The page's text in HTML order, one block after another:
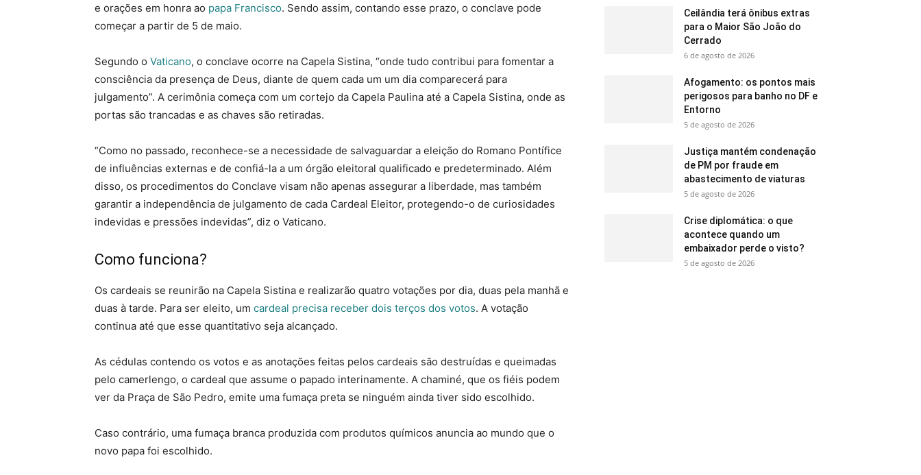
e orações em honra ao papa Francisco. Sendo assim, contando esse prazo, o conclave pode
começar a partir de 5 de maio.
Segundo o Vaticano, o conclave ocorre na Capela Sistina, “onde tudo contribui para fomentar a
consciência da presença de Deus, diante de quem cada um um dia comparecerá para
julgamento”. A cerimônia começa com um cortejo da Capela Paulina até a Capela Sistina, onde as
portas são trancadas e as chaves são retiradas.
“Como no passado, reconhece-se a necessidade de salvaguardar a eleição do Romano Pontífice
de influências externas e de confiá-la a um órgão eleitoral qualificado e predeterminado. Além
disso, os procedimentos do Conclave visam não apenas assegurar a liberdade, mas também
garantir a independência de julgamento de cada Cardeal Eleitor, protegendo-o de curiosidades
indevidas e pressões indevidas”, diz o Vaticano.
Como funciona?
Os cardeais se reunirão na Capela Sistina e realizarão quatro votações por dia, duas pela manhã e
duas à tarde. Para ser eleito, um cardeal precisa receber dois terços dos votos. A votação
continua até que esse quantitativo seja alcançado.
As cédulas contendo os votos e as anotações feitas pelos cardeais são destruídas e queimadas
pelo camerlengo, o cardeal que assume o papado interinamente. A chaminé, que os fiéis podem
ver da Praça de São Pedro, emite uma fumaça preta se ninguém ainda tiver sido escolhido.
Caso contrário, uma fumaça branca produzida com produtos químicos anuncia ao mundo que o
novo papa foi escolhido.
Ceilândia terá ônibus extras
para o Maior São João do
Cerrado
6 de agosto de 2026
Afogamento: os pontos mais
perigosos para banho no DF e
Entorno
5 de agosto de 2026
Justiça mantém condenação
de PM por fraude em
abastecimento de viaturas
5 de agosto de 2026
Crise diplomática: o que
acontece quando um
embaixador perde o visto?
5 de agosto de 2026